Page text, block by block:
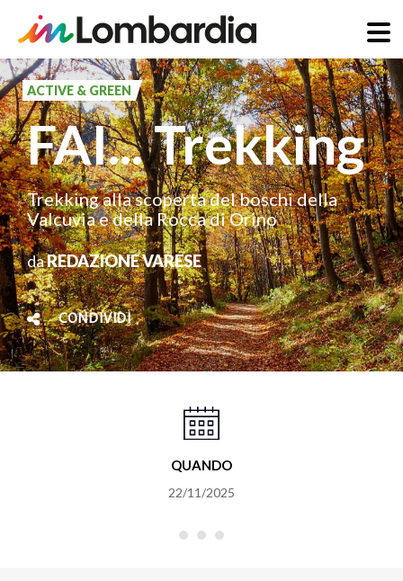
Salta
al
contenuto
principale
ACTIVE & GREEN
FAI... Trekking
Trekking alla scoperta del boschi della
Valcuvia e della Rocca di Orino
daREDAZIONE VARESE
CONDIVIDI
QUANDO
22/11/2025